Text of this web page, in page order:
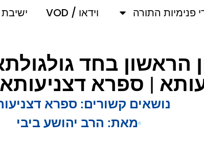
התורה וידאו / VOD ישיבת
הראשון בחד
| ספרא דצניעותא
נושאים קשורים: ספרא
מאת:הרב יהושע ביבי